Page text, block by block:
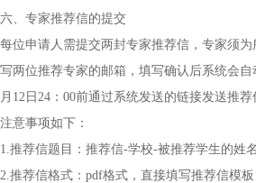
六、专家推荐信的提交
每位申请人需提交两封专家推荐信，专家须
写两位推荐专家的邮箱，填写确认后系统会
月12日24：00前通过系统发送的链接发送推荐
注意事项如下：
1.推荐信题目：推荐信-学校-被推荐学生的姓名
2.推荐信格式：pdf格式，直接填写推荐信模